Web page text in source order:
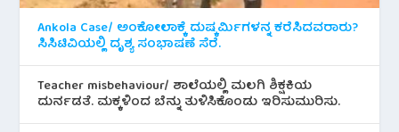
Ankola Case/ ಅಂಕೋಲಾಕ್ಕೆ ದುಷ್ಕರ್ಮಿಗಳನ್ನ ಕರೆಸಿದವರಾರು?
ಸಿಸಿಟಿವಿಯಲ್ಲಿ ದೃಶ್ಯ ಸಂಭಾಷಣೆ ಸೆರೆ.
Teacher misbehaviour/ ಶಾಲೆಯಲ್ಲಿ ಮಲಗಿ ಶಿಕ್ಷಕಿಯ
ದುರ್ನಡತೆ. ಮಕ್ಕಳಿಂದ ಬೆನ್ನು ತುಳಿಸಿಕೊಂಡು ಇರಿಸುಮುರಿಸು.